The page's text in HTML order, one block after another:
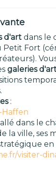
d'art dans le
Fort
galeries
:
Haffen
dans le
la ville, ses
visiter-